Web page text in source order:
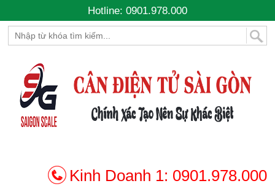
Hotline: 0901.978.000
Kinh Doanh 1: 0901.978.000